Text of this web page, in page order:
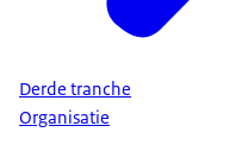
Derde tranche
Organisatie